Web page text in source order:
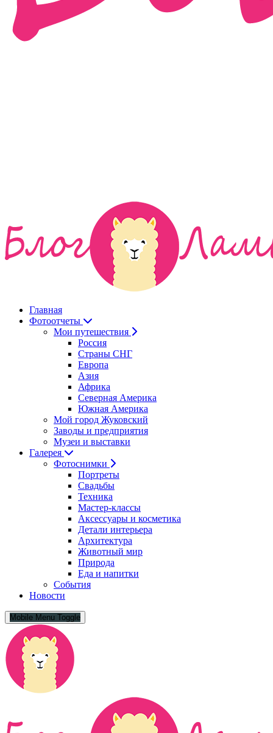
Главная
Фотоотчеты
Мои путешествия
Россия
Страны СНГ
Европа
Азия
Африка
Северная Америка
Южная Америка
Мой город Жуковский
Заводы и предприятия
Музеи и выставки
Галерея
Фотоснимки
Портреты
Свадьбы
Техника
Мастер-классы
Аксессуары и косметика
Детали интерьера
Архитектура
Животный мир
Природа
Еда и напитки
События
Новости
Mobile Menu Toggle